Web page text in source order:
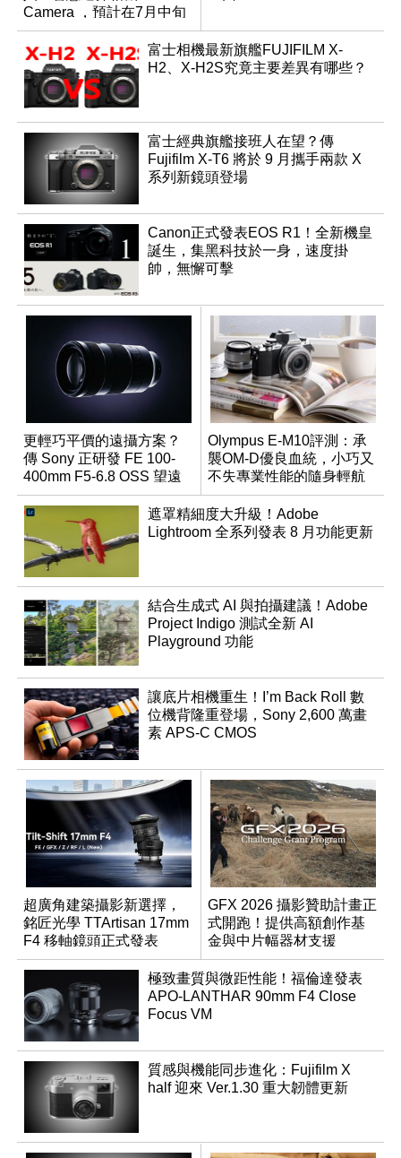
Camera ，預計在7月中旬
開始交貨！
富士相機最新旗艦FUJIFILM X-
H2、X-H2S究竟主要差異有哪些？
富士經典旗艦接班人在望？傳
Fujifilm X-T6 將於 9 月攜手兩款 X
系列新鏡頭登場
Canon正式發表EOS R1！全新機皇
誕生，集黑科技於一身，速度掛
帥，無懈可擊
更輕巧平價的遠攝方案？
傳 Sony 正研發 FE 100-
400mm F5-6.8 OSS 望遠
變焦鏡頭
Olympus E-M10評測：承
襲OM-D優良血統，小巧又
不失專業性能的隨身輕航
機
遮罩精細度大升級！Adobe
Lightroom 全系列發表 8 月功能更新
結合生成式 AI 與拍攝建議！Adobe
Project Indigo 測試全新 AI
Playground 功能
讓底片相機重生！I’m Back Roll 數
位機背隆重登場，Sony 2,600 萬畫
素 APS-C CMOS
超廣角建築攝影新選擇，
銘匠光學 TTArtisan 17mm
F4 移軸鏡頭正式發表
GFX 2026 攝影贊助計畫正
式開跑！提供高額創作基
金與中片幅器材支援
極致畫質與微距性能！福倫達發表
APO-LANTHAR 90mm F4 Close
Focus VM
質感與機能同步進化：Fujifilm X
half 迎來 Ver.1.30 重大韌體更新